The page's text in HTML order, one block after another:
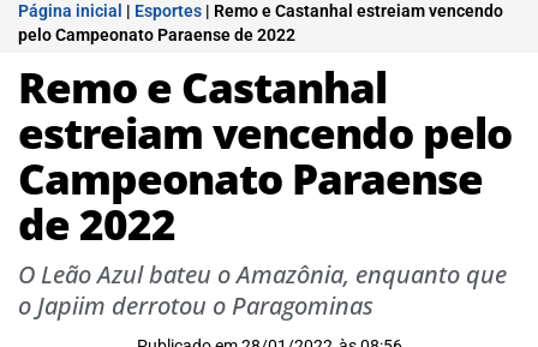
Página inicial | Esportes | Remo e Castanhal estreiam vencendo
pelo Campeonato Paraense de 2022
Remo e Castanhal
estreiam vencendo pelo
Campeonato Paraense
de 2022
O Leão Azul bateu o Amazônia, enquanto que
o Japiim derrotou o Paragominas